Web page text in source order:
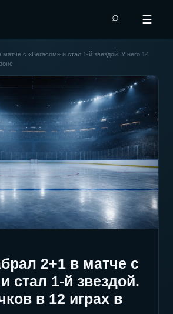
⌕ ☰
матче с «Вегасом» и стал 1-й звездой. У него 14
2+1 в матче с
стал 1-й звездой.
в 12 играх в